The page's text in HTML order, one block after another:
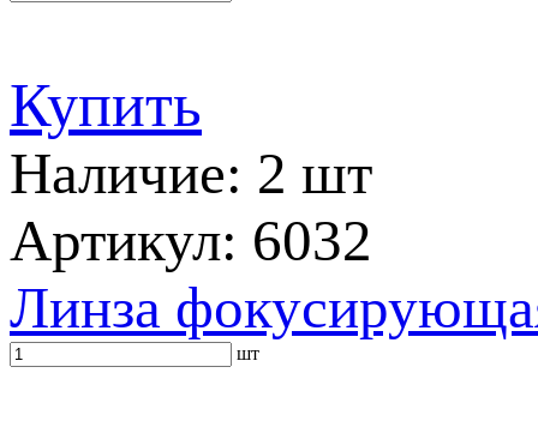
Купить
Наличие: 2 шт
Артикул: 6032
Линза
шт